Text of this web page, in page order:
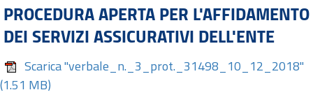
PROCEDURA APERTA PER L'AFFIDAMENTO
DEI SERVIZI ASSICURATIVI DELL'ENTE
Scarica "verbale_n._3_prot._31498_10_12_2018"
(1.51 MB)